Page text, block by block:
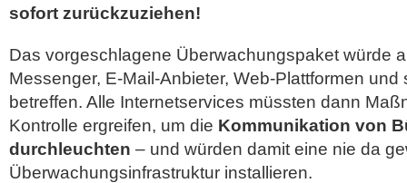
sofort zurückzuziehen!
Das vorgeschlagene Überwachungspaket würde
Messenger, E-Mail-Anbieter, Web-Plattformen
betreffen. Alle Internetservices müssten dann
Kontrolle ergreifen, um die Kommunikation von
durchleuchten – und würden damit eine nie da
Überwachungsinfrastruktur installieren.